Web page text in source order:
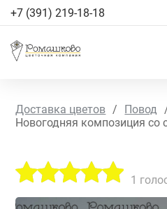
+7 (391) 219-18-18
Доставка цветов / Повод
Новогодняя композиция со
1